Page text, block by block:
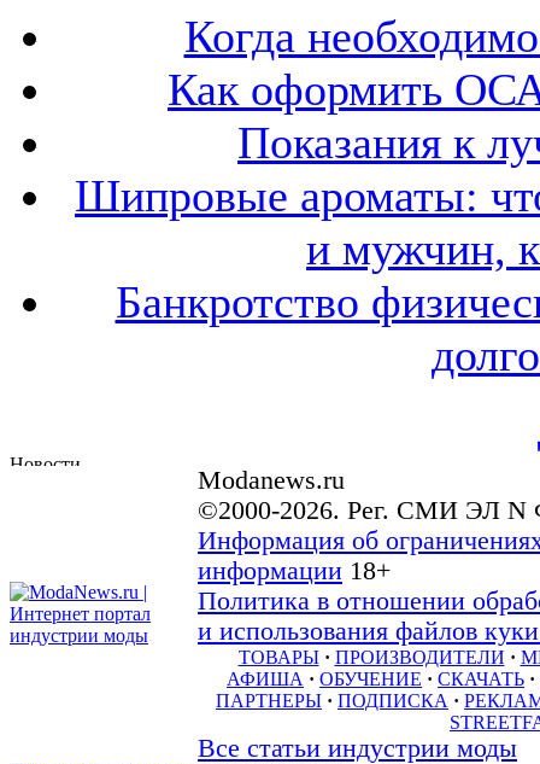
Когда
Как оформить
Показания к
Шипровые ароматы:
и мужчин,
Банкротство
Modanews.ru
©2000-2026. Рег. СМИ ЭЛ N
Информация об
информации 18+
Политика в отношении
и использования файлов
ТОВАРЫ · ПРОИЗВОДИТЕЛИ ·
АФИША · ОБУЧЕНИЕ · СКАЧАТЬ ·
ПАРТНЕРЫ · ПОДПИСКА ·
Все статьи индустрии моды